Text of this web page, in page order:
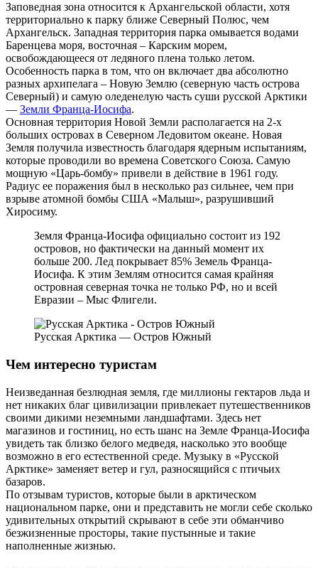
Заповедная зона относится к Архангельской области, хотя
территориально к парку ближе Северный Полюс, чем
Архангельск. Западная территория парка омывается водами
Баренцева моря, восточная – Карским морем,
освобождающееся от ледяного плена только летом.
Особенность парка в том, что он включает два абсолютно
разных архипелага – Новую Землю (северную часть острова
Северный) и самую оледенелую часть суши русской Арктики
— Земли Франца-Иосифа.
Основная территория Новой Земли располагается на 2-х
больших островах в Северном Ледовитом океане. Новая
Земля получила известность благодаря ядерным испытаниям,
которые проводили во времена Советского Союза. Самую
мощную «Царь-бомбу» привели в действие в 1961 году.
Радиус ее поражения был в несколько раз сильнее, чем при
взрыве атомной бомбы США «Малыш», разрушивший
Хиросиму.
Земля Франца-Иосифа официально состоит из 192
островов, но фактически на данный момент их
больше 200. Лед покрывает 85% Земель Франца-
Иосифа. К этим Землям относится самая крайняя
островная северная точка не только РФ, но и всей
Евразии – Мыс Флигели.
Русская Арктика — Остров Южный
Чем интересно туристам
Неизведанная безлюдная земля, где миллионы гектаров льда и
нет никаких благ цивилизации привлекает путешественников
своими дикими неземными ландшафтами. Здесь нет
магазинов и гостиниц, но есть шанс на Земле Франца-Иосифа
увидеть так близко белого медведя, насколько это вообще
возможно в его естественной среде. Музыку в «Русской
Арктике» заменяет ветер и гул, разносящийся с птичьих
базаров.
По отзывам туристов, которые были в арктическом
национальном парке, они и представить не могли себе сколько
удивительных открытий скрывают в себе эти обманчиво
безжизненные просторы, такие пустынные и такие
наполненные жизнью.